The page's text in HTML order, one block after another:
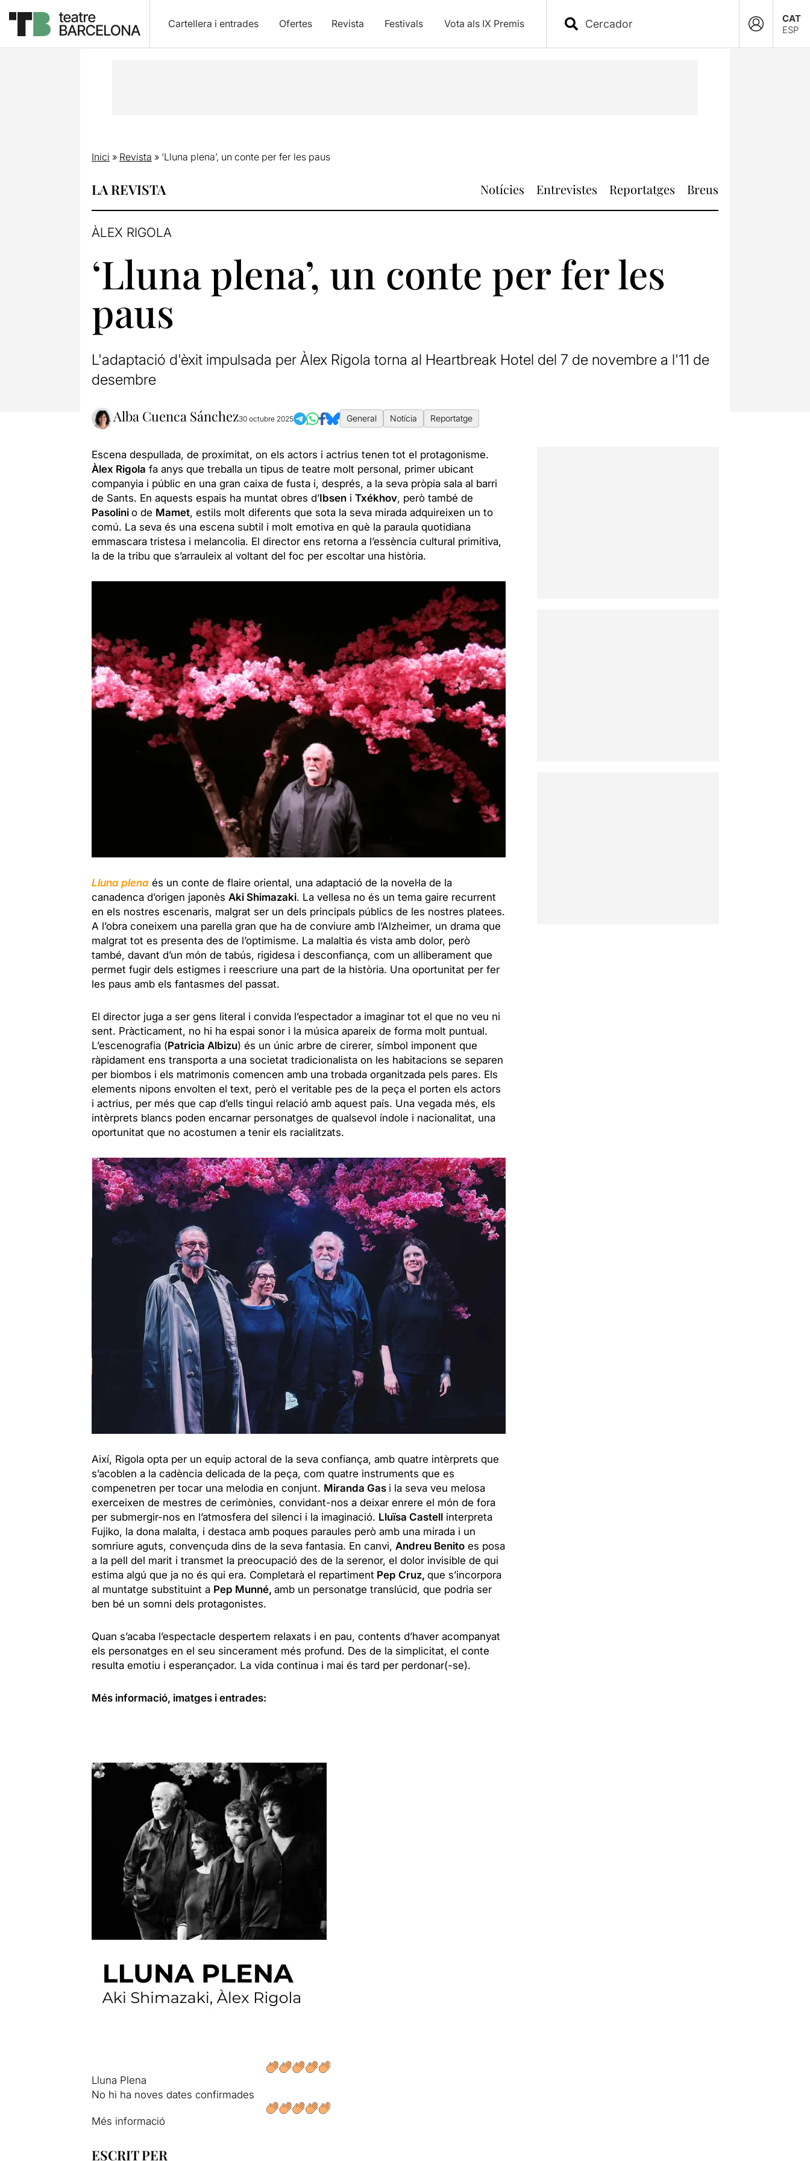
Cartellera i entrades Ofertes Revista Festivals Vota als IX Premis
CAT
ESP
Inici » Revista » ‘Lluna plena’, un conte per fer les paus
LA REVISTA Notícies Entrevistes Reportatges Breus
ÀLEX RIGOLA
‘Lluna plena’, un conte per fer les
paus
L'adaptació d'èxit impulsada per Àlex Rigola torna al Heartbreak Hotel del 7 de novembre a l'11 de
desembre
Alba Cuenca Sánchez30 octubre 2025 General Notícia Reportatge
Escena despullada, de proximitat, on els actors i actrius tenen tot el protagonisme.
Àlex Rigola fa anys que treballa un tipus de teatre molt personal, primer ubicant
companyia i públic en una gran caixa de fusta i, després, a la seva pròpia sala al barri
de Sants. En aquests espais ha muntat obres d’Ibseni Txékhov, però també de
Pasolini o de Mamet, estils molt diferents que sota la seva mirada adquireixen un to
comú. La seva és una escena subtil i molt emotiva en què la paraula quotidiana
emmascara tristesa i melancolia. El director ens retorna a l’essència cultural primitiva,
la de la tribu que s’arrauleix al voltant del foc per escoltar una història.
Lluna plena és un conte de flaire oriental, una adaptació de la novel·la de la
canadenca d’origen japonès Aki Shimazaki. La vellesa no és un tema gaire recurrent
en els nostres escenaris, malgrat ser un dels principals públics de les nostres platees.
A l’obra coneixem una parella gran que ha de conviure amb l’Alzheimer, un drama que
malgrat tot es presenta des de l’optimisme. La malaltia és vista amb dolor, però
també, davant d’un món de tabús, rigidesa i desconfiança, com un alliberament que
permet fugir dels estigmes i reescriure una part de la història. Una oportunitat per fer
les paus amb els fantasmes del passat.
El director juga a ser gens literal i convida l’espectador a imaginar tot el que no veu ni
sent. Pràcticament, no hi ha espai sonor i la música apareix de forma molt puntual.
L’escenografia (Patricia Albizu) és un únic arbre de cirerer, símbol imponent que
ràpidament ens transporta a una societat tradicionalista on les habitacions se separen
per biombos i els matrimonis comencen amb una trobada organitzada pels pares. Els
elements nipons envolten el text, però el veritable pes de la peça el porten els actors
i actrius, per més que cap d’ells tingui relació amb aquest país. Una vegada més, els
intèrprets blancs poden encarnar personatges de qualsevol índole i nacionalitat, una
oportunitat que no acostumen a tenir els racialitzats.
Així, Rigola opta per un equip actoral de la seva confiança, amb quatre intèrprets que
s’acoblen a la cadència delicada de la peça, com quatre instruments que es
compenetren per tocar una melodia en conjunt. Miranda Gas i la seva veu melosa
exerceixen de mestres de cerimònies, convidant-nos a deixar enrere el món de fora
per submergir-nos en l’atmosfera del silenci i la imaginació. Lluïsa Castellinterpreta
Fujiko, la dona malalta, i destaca amb poques paraules però amb una mirada i un
somriure aguts, convençuda dins de la seva fantasia. En canvi, Andreu Benitoes posa
a la pell del marit i transmet la preocupació des de la serenor, el dolor invisible de qui
estima algú que ja no és qui era. Completarà el repartiment Pep Cruz, que s’incorpora
al muntatge substituint a Pep Munné, amb un personatge translúcid, que podria ser
ben bé un somni dels protagonistes.
Quan s’acaba l’espectacle despertem relaxats i en pau, contents d’haver acompanyat
els personatges en el seu sincerament més profund. Des de la simplicitat, el conte
resulta emotiu i esperançador. La vida continua i mai és tard per perdonar(-se).
Més informació, imatges i entrades:
Lluna Plena
No hi ha noves dates confirmades
Més informació
ESCRIT PER